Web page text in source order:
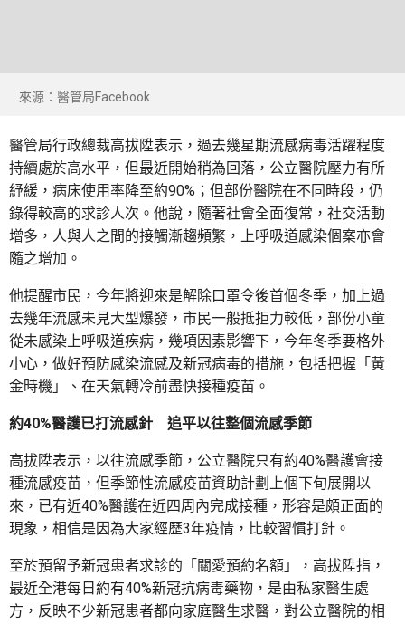
來源：醫管局Facebook
醫管局行政總裁高拔陞表示，過去幾星期流感病毒活躍程度
持續處於高水平，但最近開始稍為回落，公立醫院壓力有所
紓緩，病床使用率降至約90%；但部份醫院在不同時段，仍
錄得較高的求診人次。他說，隨著社會全面復常，社交活動
增多，人與人之間的接觸漸趨頻繁，上呼吸道感染個案亦會
隨之增加。
他提醒市民，今年將迎來是解除口罩令後首個冬季，加上過
去幾年流感未見大型爆發，市民一般抵拒力較低，部份小童
從未感染上呼吸道疾病，幾項因素影響下，今年冬季要格外
小心，做好預防感染流感及新冠病毒的措施，包括把握「黃
金時機」、在天氣轉冷前盡快接種疫苗。
約40%醫護已打流感針 追平以往整個流感季節
高拔陞表示，以往流感季節，公立醫院只有約40%醫護會接
種流感疫苗，但季節性流感疫苗資助計劃上個下旬展開以
來，已有近40%醫護在近四周內完成接種，形容是頗正面的
現象，相信是因為大家經歷3年疫情，比較習慣打針。
至於預留予新冠患者求診的「關愛預約名額」，高拔陞指，
最近全港每日約有40%新冠抗病毒藥物，是由私家醫生處
方，反映不少新冠患者都向家庭醫生求醫，對公立醫院的相